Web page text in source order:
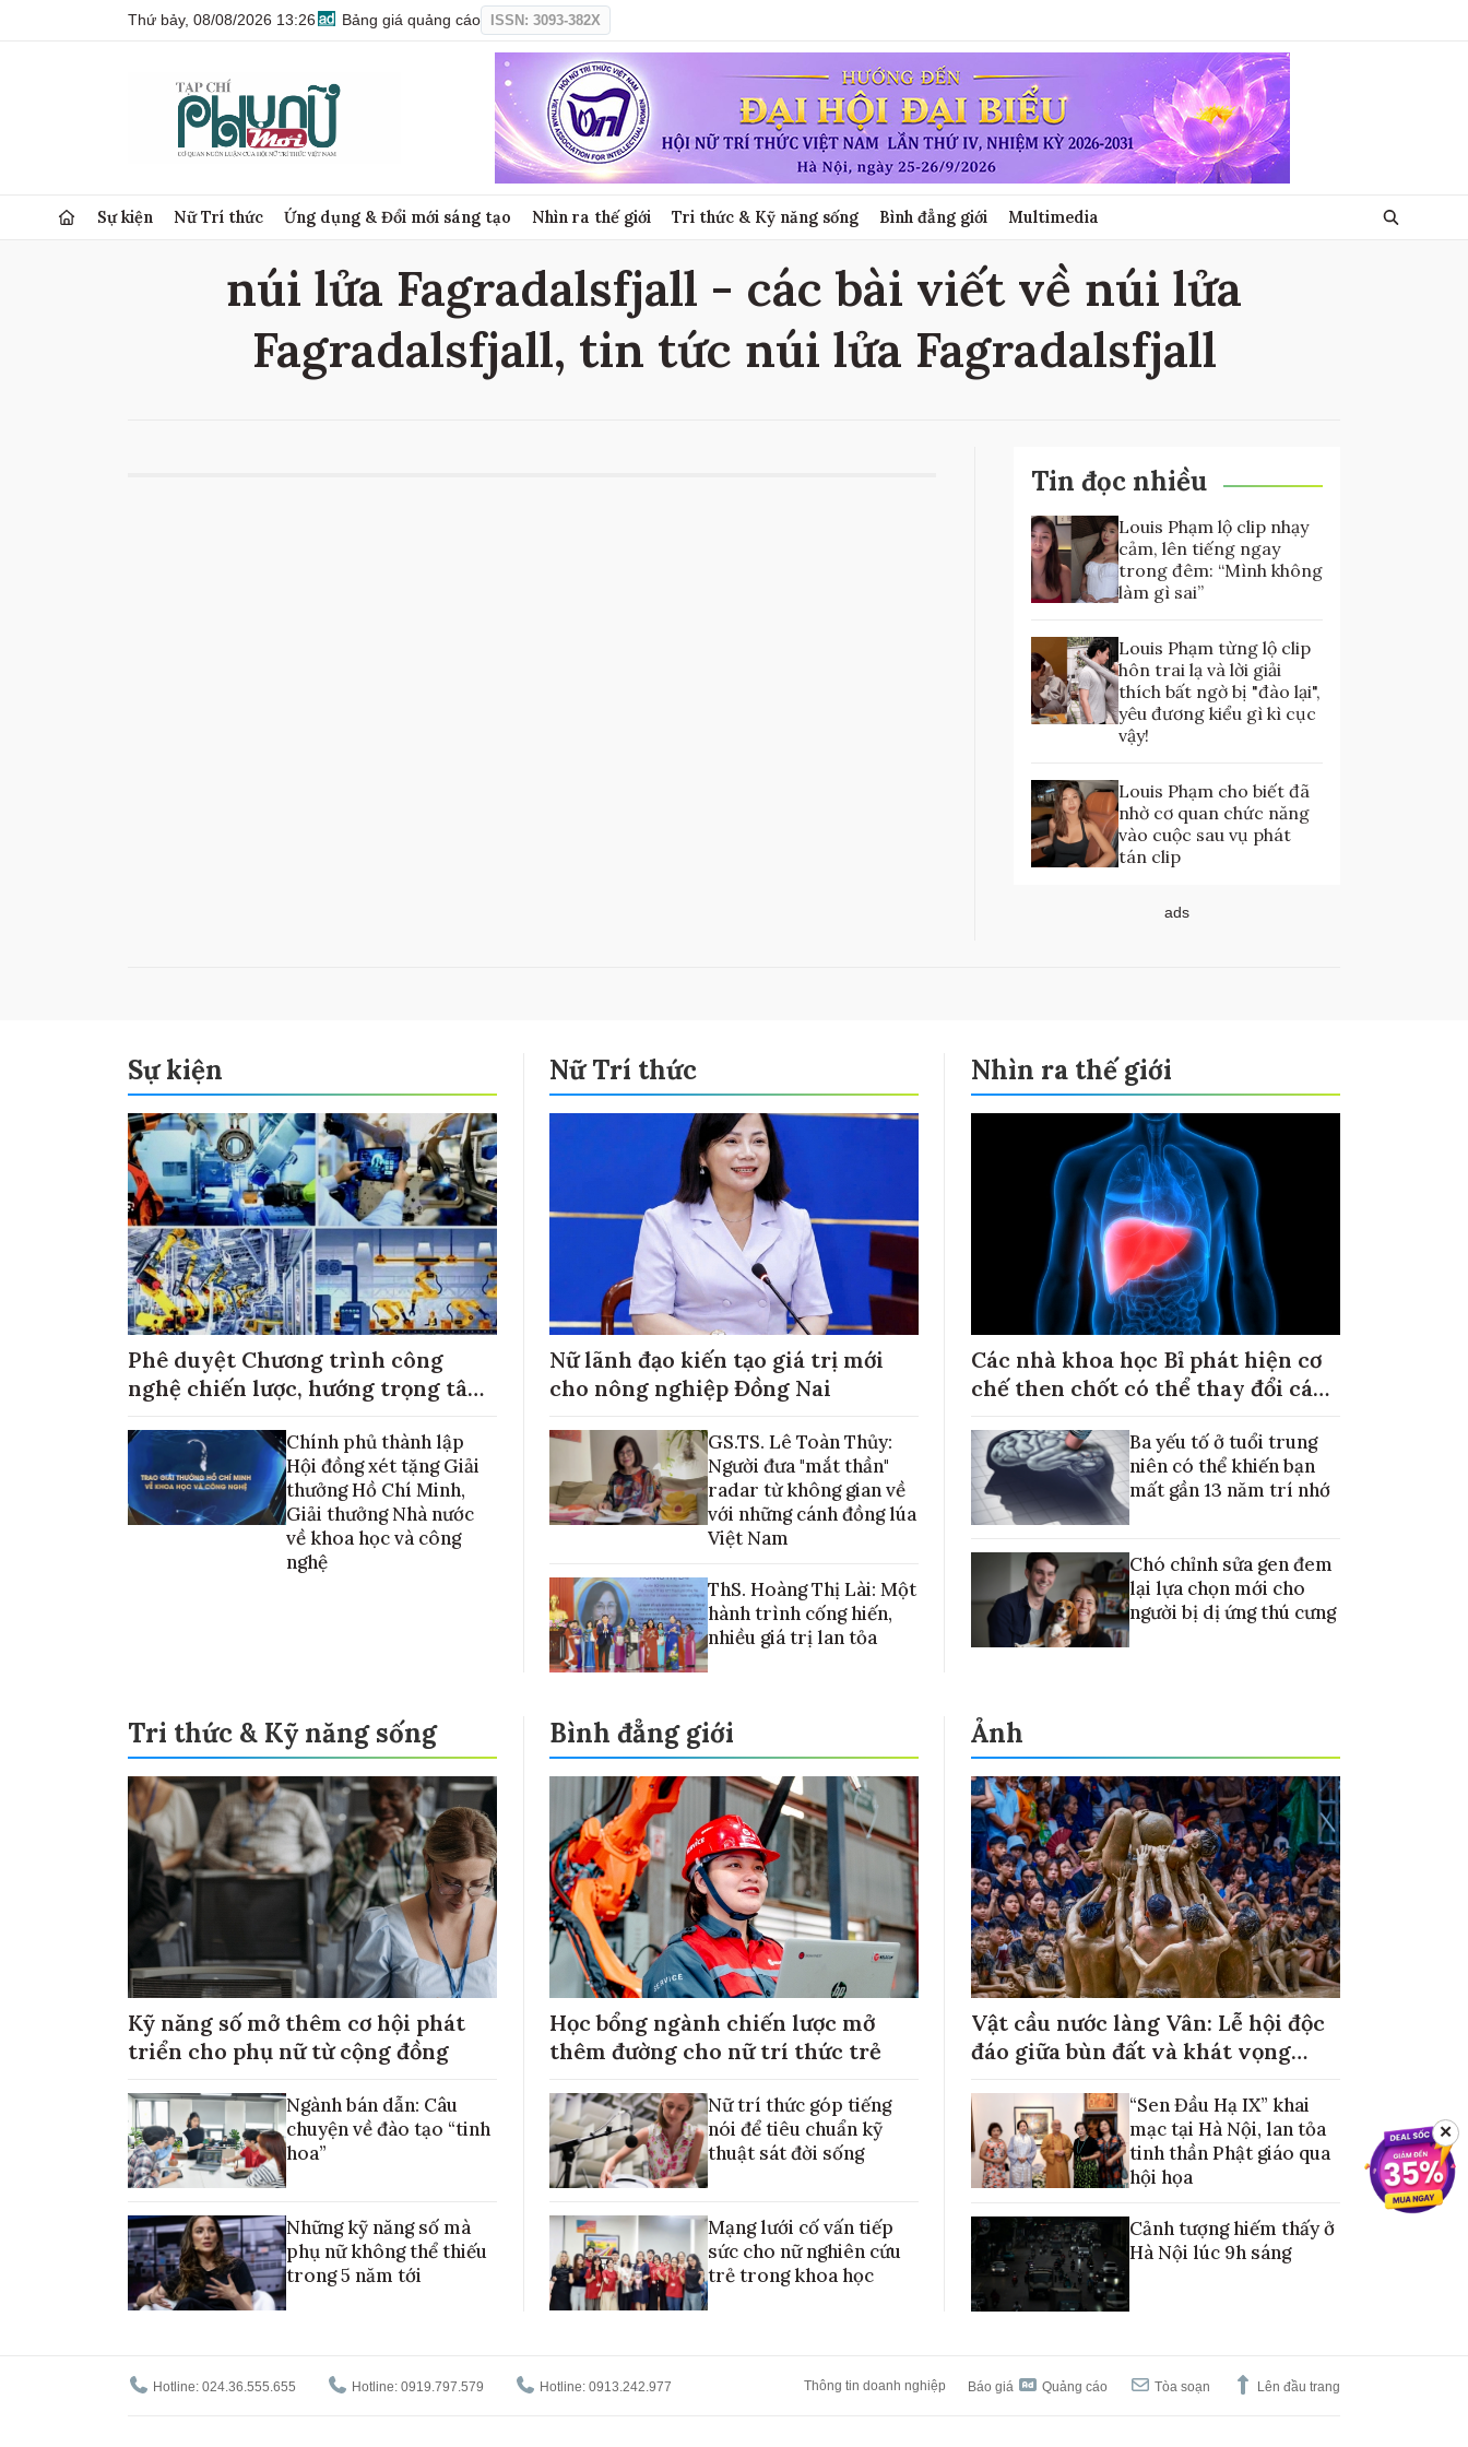
Thứ bảy, 08/08/2026 13:26 Bảng giá quảng cáo ISSN: 3093-382X
Sự kiện Nữ Trí thức Ứng dụng & Đổi mới sáng tạo Nhìn ra thế giới Tri thức & Kỹ năng sống Bình đẳng giới Multimedia
núi lửa Fagradalsfjall - các bài viết về núi lửa
Fagradalsfjall, tin tức núi lửa Fagradalsfjall
Tin đọc nhiều
Louis Phạm lộ clip nhạy
cảm, lên tiếng ngay
trong đêm: “Mình không
làm gì sai”
Louis Phạm từng lộ clip
hôn trai lạ và lời giải
thích bất ngờ bị "đào lại",
yêu đương kiểu gì kì cục
vậy!
Louis Phạm cho biết đã
nhờ cơ quan chức năng
vào cuộc sau vụ phát
tán clip
ads
Sự kiện
Phê duyệt Chương trình công
nghệ chiến lược, hướng trọng tâm
Chính phủ thành lập
Hội đồng xét tặng Giải
thưởng Hồ Chí Minh,
Giải thưởng Nhà nước
về khoa học và công
nghệ
Nữ Trí thức
Nữ lãnh đạo kiến tạo giá trị mới
cho nông nghiệp Đồng Nai
GS.TS. Lê Toàn Thủy:
Người đưa "mắt thần"
radar từ không gian về
với những cánh đồng lúa
Việt Nam
ThS. Hoàng Thị Lài: Một
hành trình cống hiến,
nhiều giá trị lan tỏa
Nhìn ra thế giới
Các nhà khoa học Bỉ phát hiện cơ
chế then chốt có thể thay đổi cách
Ba yếu tố ở tuổi trung
niên có thể khiến bạn
mất gần 13 năm trí nhớ
Chó chỉnh sửa gen đem
lại lựa chọn mới cho
người bị dị ứng thú cưng
Tri thức & Kỹ năng sống
Kỹ năng số mở thêm cơ hội phát
triển cho phụ nữ từ cộng đồng
Ngành bán dẫn: Câu
chuyện về đào tạo “tinh
hoa”
Những kỹ năng số mà
phụ nữ không thể thiếu
trong 5 năm tới
Bình đẳng giới
Học bổng ngành chiến lược mở
thêm đường cho nữ trí thức trẻ
Nữ trí thức góp tiếng
nói để tiêu chuẩn kỹ
thuật sát đời sống
Mạng lưới cố vấn tiếp
sức cho nữ nghiên cứu
trẻ trong khoa học
Ảnh
Vật cầu nước làng Vân: Lễ hội độc
đáo giữa bùn đất và khát vọng
“Sen Đầu Hạ IX” khai
mạc tại Hà Nội, lan tỏa
tinh thần Phật giáo qua
hội họa
Cảnh tượng hiếm thấy ở
Hà Nội lúc 9h sáng
Hotline: 024.36.555.655 Hotline: 0919.797.579 Hotline: 0913.242.977 Thông tin doanh nghiệp Báo giá Quảng cáo Tòa soạn Lên đầu trang
✕